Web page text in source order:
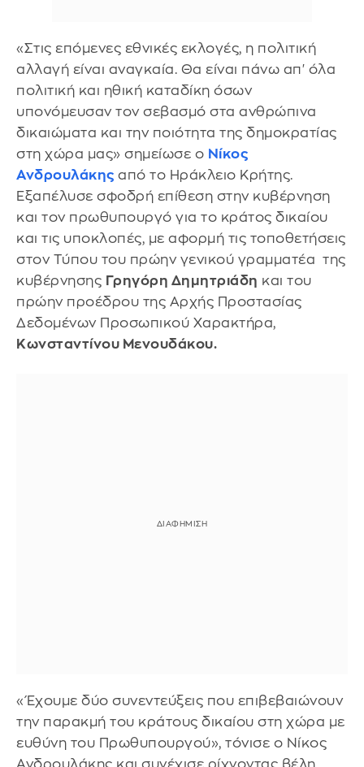
«Στις επόμενες εθνικές εκλογές, η πολιτική
αλλαγή είναι αναγκαία. Θα είναι πάνω απ' όλα
πολιτική και ηθική καταδίκη όσων
υπονόμευσαν τον σεβασμό στα ανθρώπινα
δικαιώματα και την ποιότητα της δημοκρατίας
στη χώρα μας» σημείωσε ο Νίκος
Ανδρουλάκης από το Ηράκλειο Κρήτης.
Εξαπέλυσε σφοδρή επίθεση στην κυβέρνηση
και τον πρωθυπουργό για το κράτος δικαίου
και τις υποκλοπές, με αφορμή τις τοποθετήσεις
στον Τύπου του πρώην γενικού γραμματέα της
κυβέρνησης Γρηγόρη Δημητριάδη και του
πρώην προέδρου της Αρχής Προστασίας
Δεδομένων Προσωπικού Χαρακτήρα,
Κωνσταντίνου Μενουδάκου.
«Έχουμε δύο συνεντεύξεις που επιβεβαιώνουν
την παρακμή του κράτους δικαίου στη χώρα με
ευθύνη του Πρωθυπουργού», τόνισε ο Νίκος